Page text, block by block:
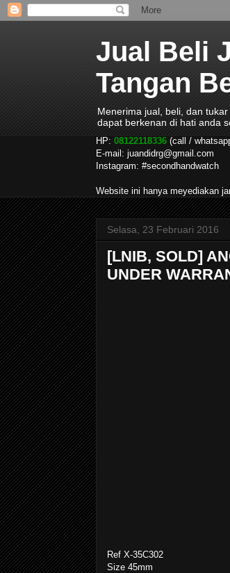
Jual Beli
Tangan
Menerima jual, beli, dan
dapat berkenan di hati anda
HP: 08122118336 (call /
E-mail: juandidrg@gmail.com
Instagram: #secondhandwatch
Website ini hanya meyediakan
Selasa, 23 Februari 2016
[LNIB, SOLD]
UNDER
Ref X-35C302
Size 45mm